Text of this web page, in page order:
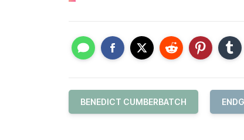
BENEDICT CUMBERBATCH